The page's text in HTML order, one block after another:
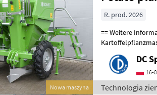
Nowa maszyna
R. prod. 2026
== Weitere Informationen (DE) ==
Kartoffelpflanzmaschine Gemini
DC
16-
Technologia